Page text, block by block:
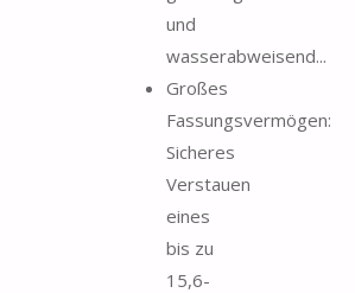
und
wasserabweisend...
Großes
Fassungsvermögen:
Sicheres
Verstauen
eines
bis zu
15,6-